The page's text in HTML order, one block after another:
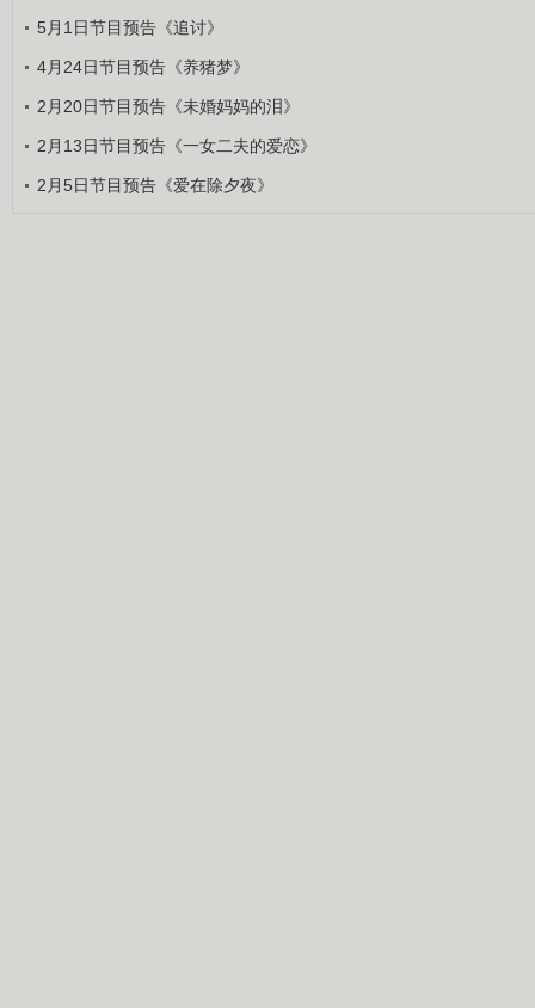
5月1日节目预告《追讨》
4月24日节目预告《养猪梦》
2月20日节目预告《未婚妈妈的泪》
2月13日节目预告《一女二夫的爱恋》
2月5日节目预告《爱在除夕夜》